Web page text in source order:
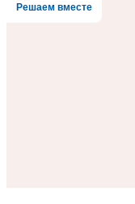
Решаем вместе